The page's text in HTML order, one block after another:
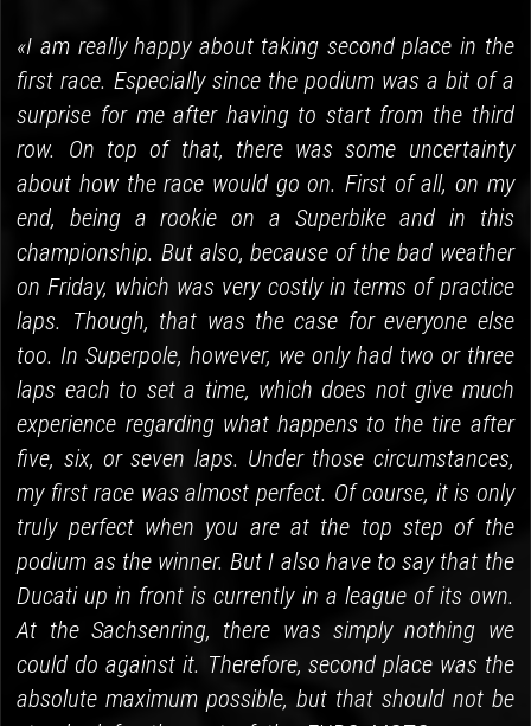
«I am really happy about taking second place in the
first race. Especially since the podium was a bit of a
surprise for me after having to start from the third
row. On top of that, there was some uncertainty
about how the race would go on. First of all, on my
end, being a rookie on a Superbike and in this
championship. But also, because of the bad weather
on Friday, which was very costly in terms of practice
laps. Though, that was the case for everyone else
too. In Superpole, however, we only had two or three
laps each to set a time, which does not give much
experience regarding what happens to the tire after
five, six, or seven laps. Under those circumstances,
my first race was almost perfect. Of course, it is only
truly perfect when you are at the top step of the
podium as the winner. But I also have to say that the
Ducati up in front is currently in a league of its own.
At the Sachsenring, there was simply nothing we
could do against it. Therefore, second place was the
absolute maximum possible, but that should not be